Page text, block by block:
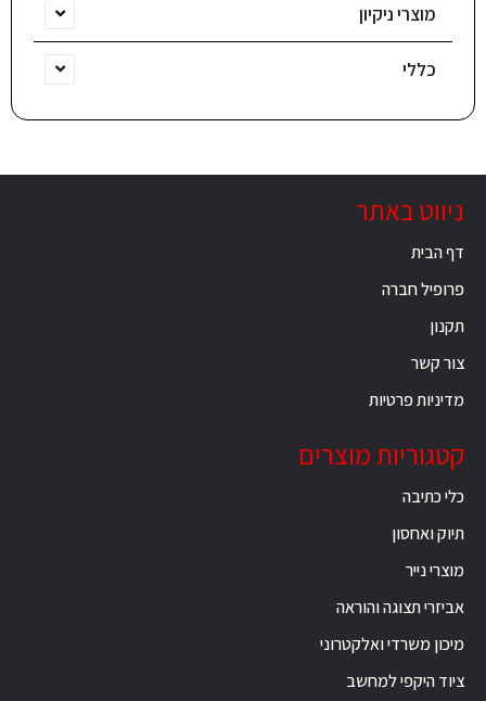
מוצרי ניקיון
כללי
ניווט באתר
דף הבית
פרופיל חברה
תקנון
צור קשר
מדיניות פרטיות
קטגוריות מוצרים
כלי כתיבה
תיוק ואחסון
מוצרי נייר
אביזרי תצוגה והוראה
מיכון משרדי ואלקטרוני
ציוד היקפי למחשב